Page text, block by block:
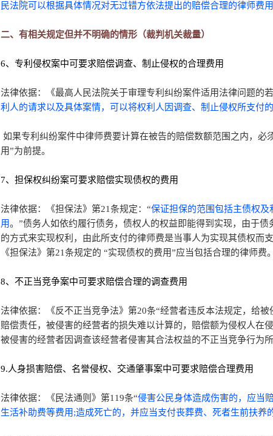
民法院可以根据具体情况对无过错方依法提出的赔偿合理的律师费
二、有相关规定但并不明确的情形（裁判机关裁量）
6、专利侵权案中可要求赔偿调查、制止侵权的合理费用
法律依据：《最高人民法院关于审理专利纠纷案件适用法律问题的
利人的请求以及具体案情，可以将权利人因调查、制止侵权所支付
如果专利纠纷案件中律师费要计算在被告的赔偿数额范围之内，必
用”为前提。
7、担保权纠纷案可要求赔偿实现债权的费用
法律依据：《担保法》第21条规定：“保证担保的范围包括主债权
用。”债务人如依约履行债务，债权人的权益即能得到实现，由于
的方式来实现权利，由此所支付的律师费是当事人为实现其债权而
《担保法》第21条规定的 “实现债权的费用”应当包括合理的律师费。
8、不正当竞争案中可要求赔偿合理的调查费用
法律依据：《反不正当竞争法》第20条“经营者违反本法规定，给
赔偿责任，被侵害的经营者的损失难以计算的，赔偿额为侵权人在
被侵害的经营者因调查该经营者侵害其合法权益的不正当竞争行为
9.人身损害赔偿、名誉侵权、交通肇事案中可要求赔偿合理费用
法律依据：《民法通则》第119条“侵害公民身体造成伤害的，应当
生活补助费等费用;造成死亡的，并应当支付丧葬费、死者生前扶养